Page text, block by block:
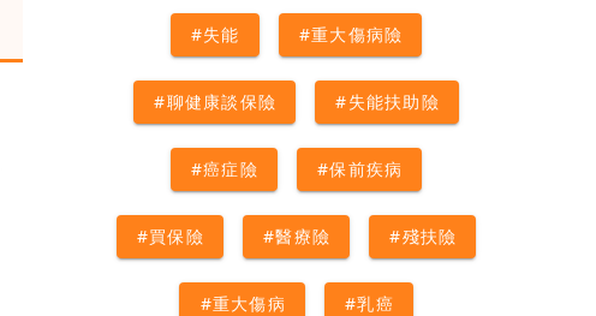
#失能 #重大傷病險
#聊健康談保險 #失能扶助險
#癌症險 #保前疾病
#買保險 #醫療險 #殘扶險
#重大傷病 #乳癌